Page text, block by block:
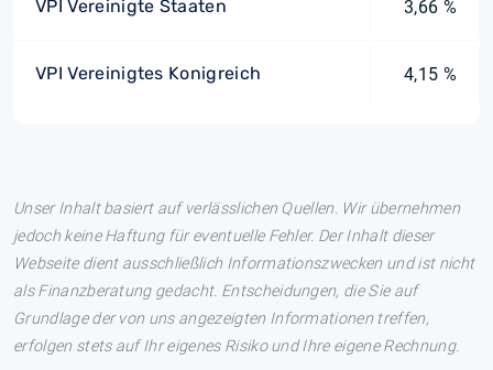
VPI Vereinigte Staaten 3,66 %
VPI Vereinigtes Konigreich 4,15 %
Unser Inhalt basiert auf verlässlichen Quellen. Wir übernehmen
jedoch keine Haftung für eventuelle Fehler. Der Inhalt dieser
Webseite dient ausschließlich Informationszwecken und ist nicht
als Finanzberatung gedacht. Entscheidungen, die Sie auf
Grundlage der von uns angezeigten Informationen treffen,
erfolgen stets auf Ihr eigenes Risiko und Ihre eigene Rechnung.